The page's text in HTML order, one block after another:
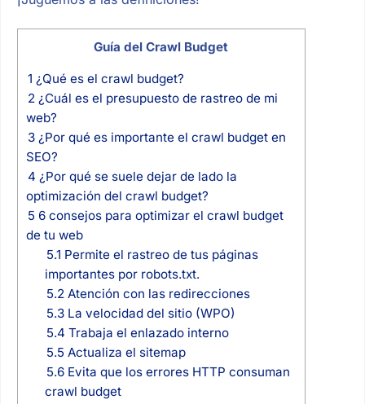
Guía del Crawl Budget
1 ¿Qué es el crawl budget?
2¿Cuál es el presupuesto de rastreo de mi
web?
3¿Por qué es importante el crawl budget en
SEO?
4 ¿Por qué se suele dejar de lado la
optimización del crawl budget?
5 6 consejos para optimizar el crawl budget
de tu web
5.1 Permite el rastreo de tus páginas
importantes por robots.txt.
5.2Atención con las redirecciones
5.3La velocidad del sitio (WPO)
5.4 Trabaja el enlazado interno
5.5 Actualiza el sitemap
5.6Evita que los errores HTTP consuman
crawl budget